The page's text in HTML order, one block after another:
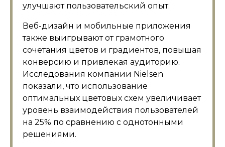
улучшают пользовательский опыт.
Веб-дизайн и мобильные приложения
также выигрывают от грамотного
сочетания цветов и градиентов, повышая
конверсию и привлекая аудиторию.
Исследования компании Nielsen
показали, что использование
оптимальных цветовых схем увеличивает
уровень взаимодействия пользователей
на 25% по сравнению с однотонными
решениями.